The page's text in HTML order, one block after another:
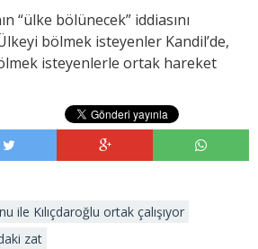
“ülke bölünecek” iddiasını
bölmek isteyenler Kandil’de,
isteyenlerle ortak hareket
ile Kılıçdaroğlu ortak çalışıyor
zat